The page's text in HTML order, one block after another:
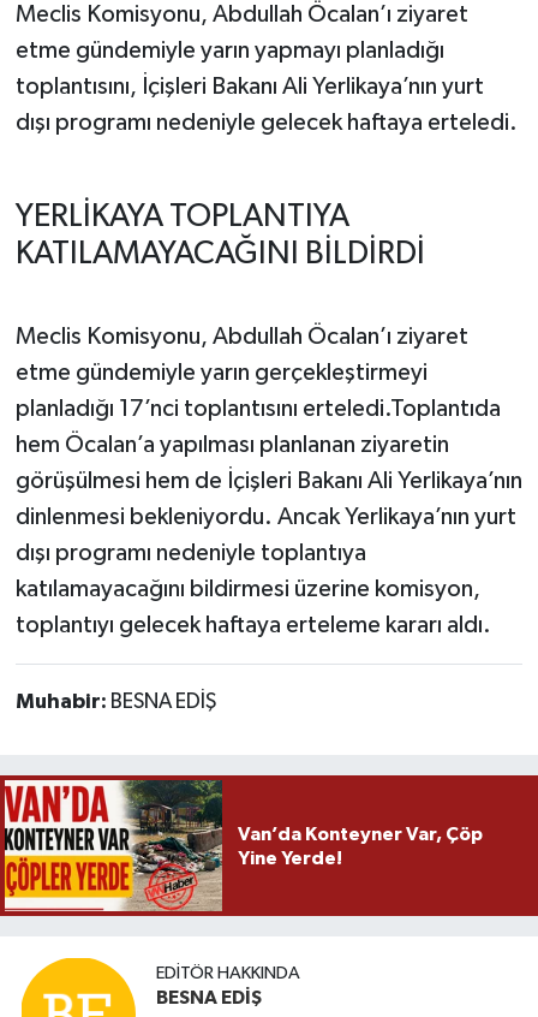
Meclis Komisyonu, Abdullah Öcalan’ı ziyaret
etme gündemiyle yarın yapmayı planladığı
toplantısını, İçişleri Bakanı Ali Yerlikaya’nın yurt
dışı programı nedeniyle gelecek haftaya erteledi.
YERLİKAYA TOPLANTIYA
KATILAMAYACAĞINI BİLDİRDİ
Meclis Komisyonu, Abdullah Öcalan’ı ziyaret
etme gündemiyle yarın gerçekleştirmeyi
planladığı 17’nci toplantısını erteledi.Toplantıda
hem Öcalan’a yapılması planlanan ziyaretin
görüşülmesi hem de İçişleri Bakanı Ali Yerlikaya’nın
dinlenmesi bekleniyordu. Ancak Yerlikaya’nın yurt
dışı programı nedeniyle toplantıya
katılamayacağını bildirmesi üzerine komisyon,
toplantıyı gelecek haftaya erteleme kararı aldı.
Muhabir: BESNA EDİŞ
Van’da Konteyner Var, Çöp
Yine Yerde!
EDITÖR HAKKINDA
BESNA EDİŞ